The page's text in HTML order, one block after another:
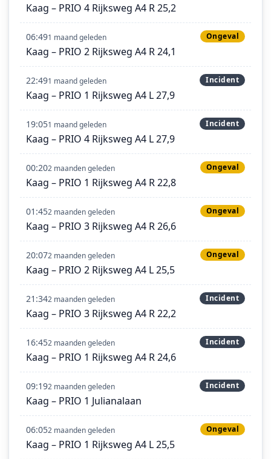
Kaag – PRIO 4 Rijksweg A4 R 25,2
06:491 maand geleden Ongeval
Kaag – PRIO 2 Rijksweg A4 R 24,1
22:491 maand geleden Incident
Kaag – PRIO 1 Rijksweg A4 L 27,9
19:051 maand geleden Incident
Kaag – PRIO 4 Rijksweg A4 L 27,9
00:202 maanden geleden Ongeval
Kaag – PRIO 1 Rijksweg A4 R 22,8
01:452 maanden geleden Ongeval
Kaag – PRIO 3 Rijksweg A4 R 26,6
20:072 maanden geleden Ongeval
Kaag – PRIO 2 Rijksweg A4 L 25,5
21:342 maanden geleden Incident
Kaag – PRIO 3 Rijksweg A4 R 22,2
16:452 maanden geleden Incident
Kaag – PRIO 1 Rijksweg A4 R 24,6
09:192 maanden geleden Incident
Kaag – PRIO 1 Julianalaan
06:052 maanden geleden Ongeval
Kaag – PRIO 1 Rijksweg A4 L 25,5